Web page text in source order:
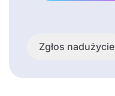
Zgłos nadużycie